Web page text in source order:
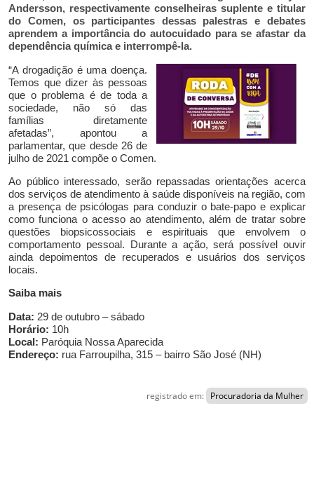
Andersson, respectivamente conselheiras suplente e titular
do Comen, os participantes dessas palestras e debates
aprendem a importância do autocuidado para se afastar da
dependência química e interrompê-la.
“A drogadição é uma doença.
Temos que dizer às pessoas
que o problema é de toda a
sociedade, não só das
famílias diretamente
afetadas”, apontou a
parlamentar, que desde 26 de
julho de 2021 compõe o Comen.
Ao público interessado, serão repassadas orientações acerca
dos serviços de atendimento à saúde disponíveis na região, com
a presença de psicólogas para conduzir o bate-papo e explicar
como funciona o acesso ao atendimento, além de tratar sobre
questões biopsicossociais e espirituais que envolvem o
comportamento pessoal. Durante a ação, será possível ouvir
ainda depoimentos de recuperados e usuários dos serviços
locais.
Saiba mais
Data: 29 de outubro – sábado
Horário: 10h
Local: Paróquia Nossa Aparecida
Endereço: rua Farroupilha, 315 – bairro São José (NH)
registrado em: Procuradoria da Mulher